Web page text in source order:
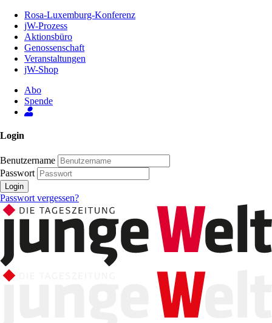
Inhalt
Seite
Rosa-Luxemburg-Konferenz
jW-Prozess
Aktionsbüro
Genossenschaft
Veranstaltungen
jW-Shop
Abo
Spende
Login
Benutzername
Passwort
Login
Passwort vergessen?